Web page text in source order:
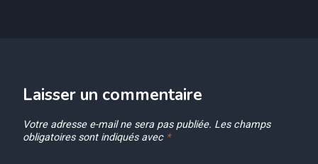
Laisser un commentaire
Votre adresse e-mail ne sera pas publiée. Les champs
obligatoires sont indiqués avec *